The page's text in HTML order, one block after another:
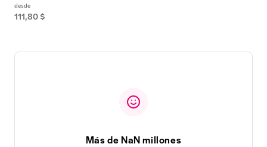
desde
111,80 $
Más de NaN millones